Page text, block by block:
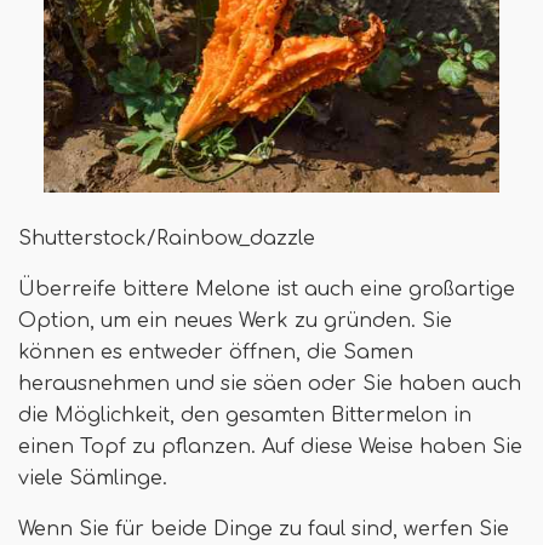
Shutterstock/Rainbow_dazzle
Überreife bittere Melone ist auch eine großartige
Option, um ein neues Werk zu gründen. Sie
können es entweder öffnen, die Samen
herausnehmen und sie säen oder Sie haben auch
die Möglichkeit, den gesamten Bittermelon in
einen Topf zu pflanzen. Auf diese Weise haben Sie
viele Sämlinge.
Wenn Sie für beide Dinge zu faul sind, werfen Sie